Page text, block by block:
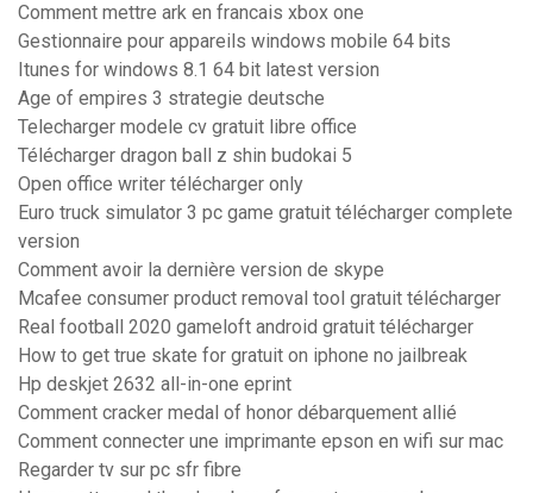
Comment mettre ark en francais xbox one
Gestionnaire pour appareils windows mobile 64 bits
Itunes for windows 8.1 64 bit latest version
Age of empires 3 strategie deutsche
Telecharger modele cv gratuit libre office
Télécharger dragon ball z shin budokai 5
Open office writer télécharger only
Euro truck simulator 3 pc game gratuit télécharger complete
version
Comment avoir la dernière version de skype
Mcafee consumer product removal tool gratuit télécharger
Real football 2020 gameloft android gratuit télécharger
How to get true skate for gratuit on iphone no jailbreak
Hp deskjet 2632 all-in-one eprint
Comment cracker medal of honor débarquement allié
Comment connecter une imprimante epson en wifi sur mac
Regarder tv sur pc sfr fibre